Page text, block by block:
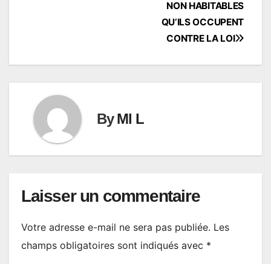
NON HABITABLES
QU’ILS OCCUPENT
CONTRE LA LOI
ByMl L
Laisser un commentaire
Votre adresse e-mail ne sera pas publiée. Les
champs obligatoires sont indiqués avec *